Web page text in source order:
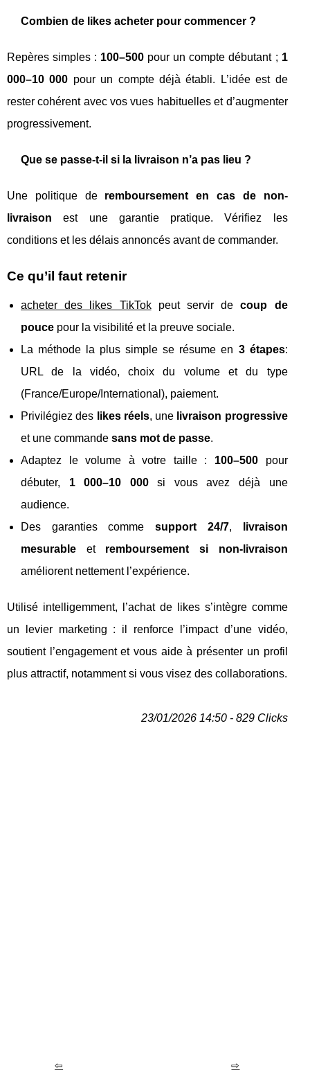
Combien de likes acheter pour commencer ?
Repères simples : 100–500 pour un compte débutant ; 1
000–10 000 pour un compte déjà établi. L’idée est de
rester cohérent avec vos vues habituelles et d’augmenter
progressivement.
Que se passe-t-il si la livraison n’a pas lieu ?
Une politique de remboursement en cas de non-
livraison est une garantie pratique. Vérifiez les
conditions et les délais annoncés avant de commander.
Ce qu’il faut retenir
acheter des likes TikTokpeut servir decoup de
pouce pour la visibilité et la preuve sociale.
La méthode la plus simple se résume en 3 étapes:
URL de la vidéo, choix du volume et du type
(France/Europe/International), paiement.
Privilégiez des likes réels, une livraison progressive
et une commande sans mot de passe.
Adaptez le volume à votre taille : 100–500 pour
débuter, 1 000–10 000si vous avez déjà une
audience.
Des garanties commesupport 24/7,
livraison
mesurable et remboursement si non-livraison
améliorent nettement l’expérience.
Utilisé intelligemment, l’achat de likes s’intègre comme
un levier marketing : il renforce l’impact d’une vidéo,
soutient l’engagement et vous aide à présenter un profil
plus attractif, notamment si vous visez des collaborations.
23/01/2026 14:50 - 829 Clicks